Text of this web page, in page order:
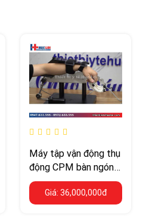
Máy tập vận động thụ
động CPM bàn ngón
tay
Giá: 36,000,000đ